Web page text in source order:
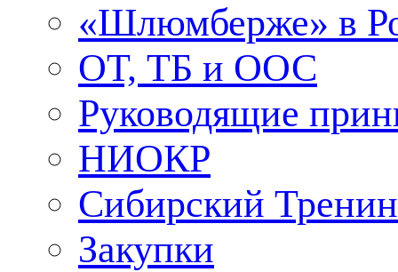
«Шлюмберже» в
ОТ, ТБ и ООС
Руководящие
НИОКР
Сибирский
Закупки